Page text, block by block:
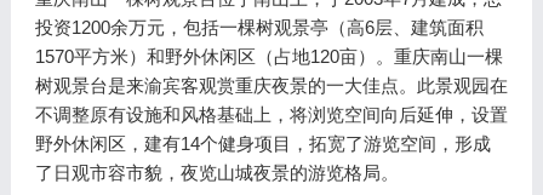
投资1200余万元，包括一棵树观景亭（高6层、建筑面积
1570平方米）和野外休闲区（占地120亩）。重庆南山一棵
树观景台是来渝宾客观赏重庆夜景的一大佳点。此景观园在
不调整原有设施和风格基础上，将浏览空间向后延伸，设置
野外休闲区，建有14个健身项目，拓宽了游览空间，形成
了日观市容市貌，夜览山城夜景的游览格局。